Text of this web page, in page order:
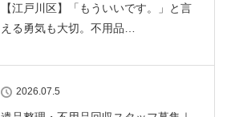
【江戸川区】「もういいです。」と言
える勇気も大切。不用品…
2026.07.5